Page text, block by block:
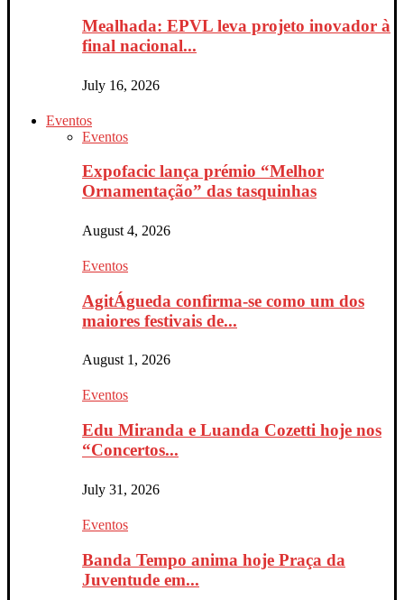
Mealhada: EPVL leva projeto inovador à
final nacional...
July 16, 2026
Eventos
Eventos
Expofacic lança prémio “Melhor
Ornamentação” das tasquinhas
August 4, 2026
Eventos
AgitÁgueda confirma-se como um dos
maiores festivais de...
August 1, 2026
Eventos
Edu Miranda e Luanda Cozetti hoje nos
“Concertos...
July 31, 2026
Eventos
Banda Tempo anima hoje Praça da
Juventude em...